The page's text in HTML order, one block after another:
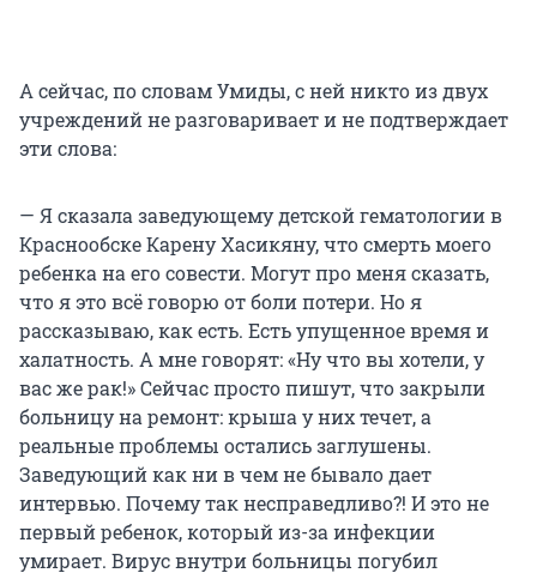
А сейчас, по словам Умиды, с ней никто из двух
учреждений не разговаривает и не подтверждает
эти слова:
— Я сказала заведующему детской гематологии в
Краснообске Карену Хасикяну, что смерть моего
ребенка на его совести. Могут про меня сказать,
что я это всё говорю от боли потери. Но я
рассказываю, как есть. Есть упущенное время и
халатность. А мне говорят: «Ну что вы хотели, у
вас же рак!» Сейчас просто пишут, что закрыли
больницу на ремонт: крыша у них течет, а
реальные проблемы остались заглушены.
Заведующий как ни в чем не бывало дает
интервью. Почему так несправедливо?! И это не
первый ребенок, который из-за инфекции
умирает. Вирус внутри больницы погубил